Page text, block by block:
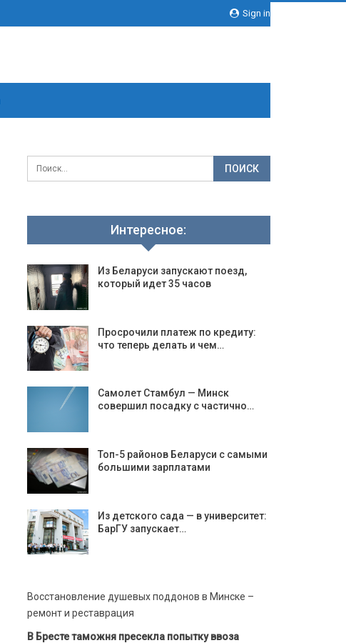
Sign in
Интересное:
Из Беларуси запускают поезд,
который идет 35 часов
Просрочили платеж по кредиту:
что теперь делать и чем…
Самолет Стамбул — Минск
совершил посадку с частично…
Топ-5 районов Беларуси с самыми
большими зарплатами
Из детского сада — в университет:
БарГУ запускает…
Восстановление душевых поддонов в Минске –
ремонт и реставрация
В Бресте таможня пресекла попытку ввоза